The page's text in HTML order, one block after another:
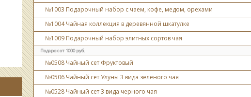
№1003 Подарочный набор с чаем, кофе, медом, орехами
№1004 Чайная коллекция в деревянной шкатулке
№1009 Подарочный набор элитных сортов чая
Подарок от 1000 руб.
№0508 Чайный сет Фруктовый
№0506 Чайный сет Улуны 3 вида зеленого чая
№0528 Чайный сет 3 вида черного чая